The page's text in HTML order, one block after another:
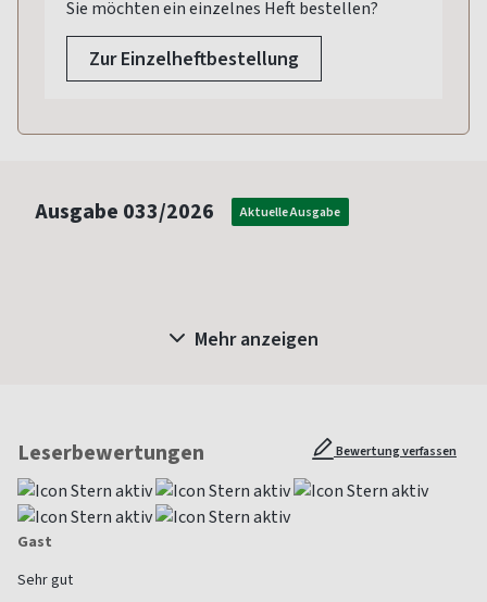
Sie möchten ein einzelnes Heft bestellen?
Zur Einzelheftbestellung
Ausgabe 033/2026 Aktuelle Ausgabe
Mehr anzeigen
Leserbewertungen Bewertung verfassen
Gast
Sehr gut